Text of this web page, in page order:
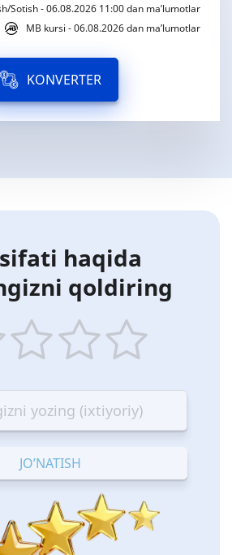
Sotish - 06.08.2026 11:00 dan ma’lumotlar
MB kursi - 06.08.2026 dan ma’lumotlar
KONVERTER
haqida
qoldiring
stars
—
OK
stars
—
Good
stars
—
Excellent